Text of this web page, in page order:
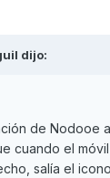
dijo:
de Nodooe
cuando el
salía el